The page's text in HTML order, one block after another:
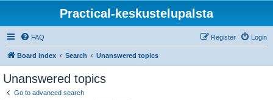
Practical-keskustelupalsta
FAQ Login
Register
Board index Search Unanswered topics
Unanswered topics
Go to advanced search